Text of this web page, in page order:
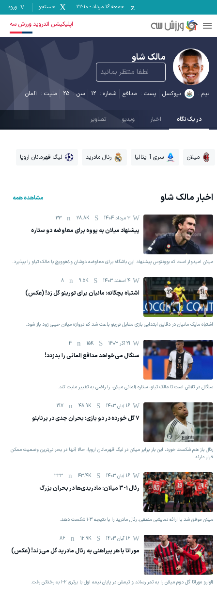
جمعه ۱۶ مرداد -
22:10 جستجو ورود
اپلیکیشن اندروید ورزش سه
مالک شاو
لطفا منتظر بمانید
تیم : نیوکسل پست : مدافع شماره : 12 سن : 25 ملیت : آلمان
12 در یک نگاه اخبار ویدیو تصاویر
میلان سری آ ایتالیا رئال مادرید لیگ قهرمانان اروپا
اخبارمالک شاو مشاهده همه
3 مرداد 1404 28.8K
33
پیشنهاد میلان به یووه برای معاوضه دو ستاره
میلان امیدوار است که یوونتوس پیشنهاد این باشگاه برای معاوضه دوشان ولاهوویچ با مالک تیاو را بپذیرد.
4 اسفند 1403 9.5K
8
اشتباه بچگانه: مانیان برای تورینو گل زد! (عکس)
اشتباه مایک مانیان در دقایق ابتدایی بازی مقابل تورینو باعث شد که دروازه میلان خیلی زود باز شود.
21 آذر 1403 15K
4
سنگال می‌خواهد مدافع آلمانی را بدزدد!
سنگال در تلاش است تا مالک تیاو، ستاره آلمانی میلان، را راضی به تغییر ملیت کند.
16 آبان 1403 48.9K
197
۷ گل خورده در دو بازی: بحران جدی در برنابئو
رئال باز هم شکست خورد، این بار برابر میلان در لیگ قهرمانان اروپا، حالا آنها در بحرانی‌ترین وضعیت ممکن
قرار دارند.
16 آبان 1403 43.4K
333
رئال ۱-۳ میلان: مادریدی‌ها در بحران بزرگ
میلان موفق شد با ارائه نمایشی منطقی، رئال مادرید را با نتیجه ۳-۱ شکست دهد.
16 آبان 1403 12.9K
86
موراتا با هر پیراهنی به رئال مادرید گل می‌زند! (عکس)
آلوارو موراتا گل دوم میلان را به ثمر رساند و تیمش در پایان نیمه اول با برتری ۲-۱ به رختکن رفت.